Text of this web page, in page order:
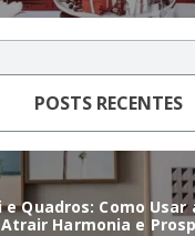
POSTS RECENTES
e Quadros: Como Usar
Harmonia e